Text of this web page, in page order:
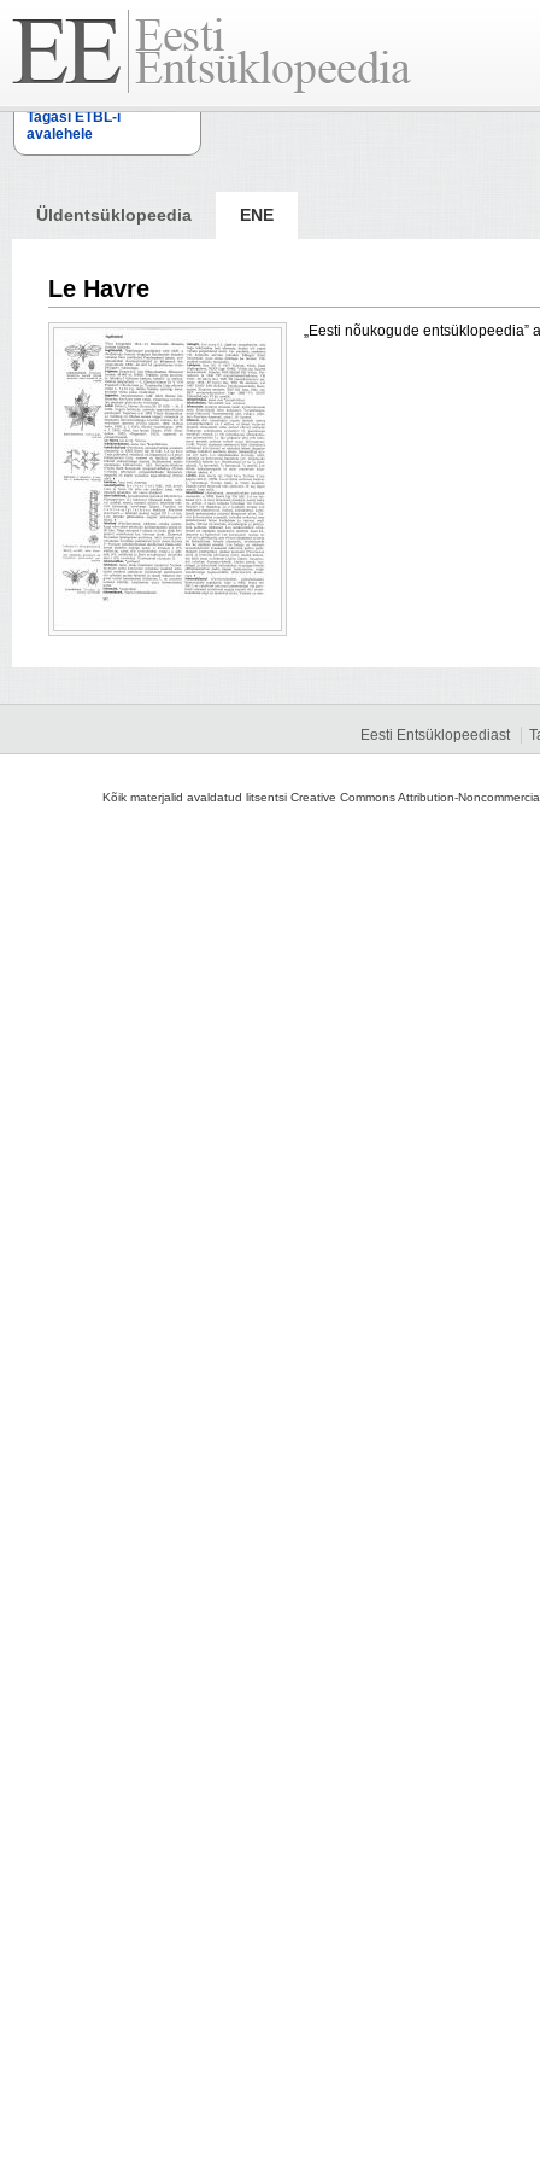
Tagasi ETBL-i
avalehele
Üldentsüklopeedia ENE
Le Havre
„Eesti nõukogude entsüklopeedia”
Eesti Entsüklopeediast
Kõik materjalid avaldatud litsentsi Creative Commons Attribution-